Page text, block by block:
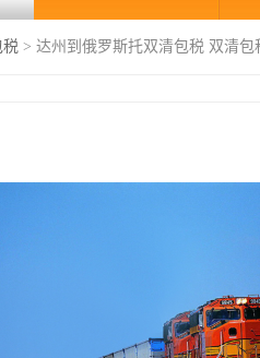
税 > 达州到俄罗斯托双清包税 双清包